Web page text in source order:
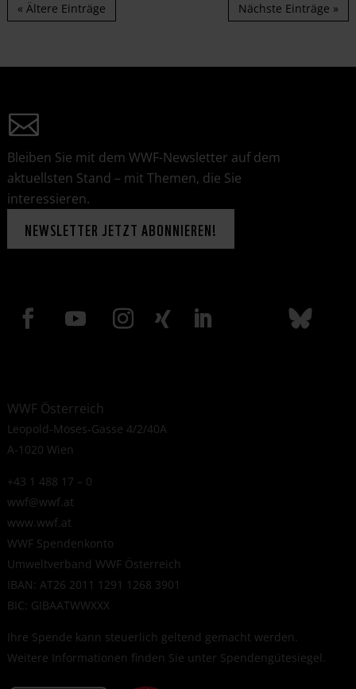
« Ältere Einträge Nächste Einträge »
Bleiben Sie mit dem WWF-Newsletter auf dem
aktuellsten Stand – mit Themen, die Sie
interessieren.
NEWSLETTER JETZT ABONNIEREN!
WWF Österreich
Leopold-Moses-Gasse 4/2/40A
A-1020 Wien
+43 1 488 17 – 0
wwf@wwf.at
www.wwf.at
WWF Spendenkonto
Umweltverband WWF Österreich
IBAN: AT26 2011 1291 1268 3901
BIC: GIBAATWWXXX
Ihre Spende kann steuerlich geltend gemacht werden.
Weitere Informationen finden Sie unter Spendengütesiegel.